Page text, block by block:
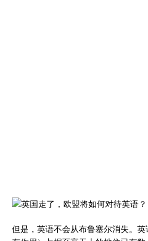
但是，英语不会从布鲁塞尔消失。